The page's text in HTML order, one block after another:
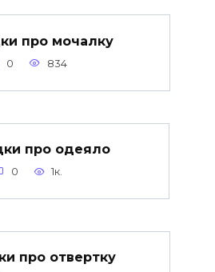
про мочалку
0 834
про одеяло
0 1к.
про отвертку